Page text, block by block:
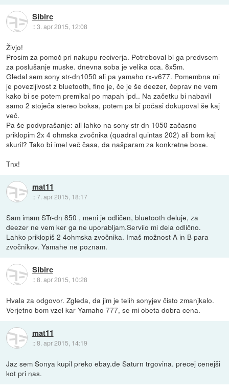
Sibirc
::3. apr 2015, 12:08
Živjo!
Prosim za pomoč pri nakupu reciverja. Potreboval bi ga predvsem
za poslušanje muske. dnevna soba je velika cca. 8x5m.
Gledal sem sony str-dn1050 ali pa yamaho rx-v677. Pomembna mi
je povezljivost z bluetooth, fino je, če je še deezer, čeprav ne vem
kako bi se potem premikal po mapah ipd.. Na začetku bi nabavil
samo 2 stoječa stereo boksa, potem pa bi počasi dokupoval še kaj
več.
Pa še podvprašanje: ali lahko na sony str-dn 1050 začasno
priklopim 2x 4 ohmska zvočnika (quadral quintas 202) ali bom kaj
skuril? Tako bi imel več časa, da našparam za konkretne boxe.
Tnx!
mat11
::7. apr 2015, 18:17
Sam imam STr-dn 850 , meni je odličen, bluetooth deluje, za
deezer ne vem ker ga ne uporabljam.Serviio mi dela odlično.
Lahko priklopiš 2 4ohmska zvočnika. Imaš možnost A in B para
zvočnikov. Yamahe ne poznam.
Sibirc
::8. apr 2015, 10:28
Hvala za odgovor. Zgleda, da jim je telih sonyjev čisto zmanjkalo.
Verjetno bom vzel kar Yamaho 777, se mi obeta dobra cena.
mat11
::8. apr 2015, 14:19
Jaz sem Sonya kupil preko ebay.de Saturn trgovina. precej cenejši
kot pri nas.